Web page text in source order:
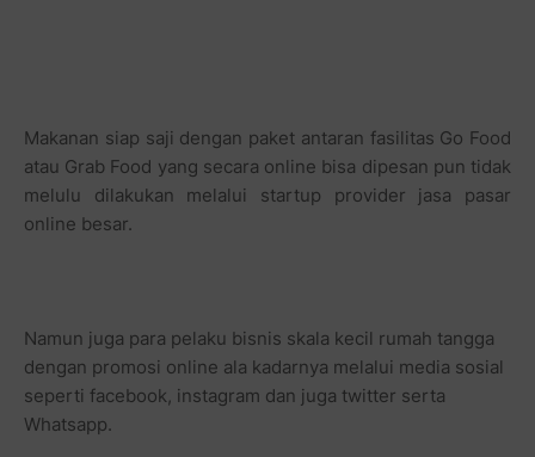
Makanan siap saji dengan paket antaran fasilitas Go Food
atau Grab Food yang secara online bisa dipesan pun tidak
melulu dilakukan melalui startup provider jasa pasar
online besar.
Namun juga para pelaku bisnis skala kecil rumah tangga
dengan promosi online ala kadarnya melalui media sosial
seperti facebook, instagram dan juga twitter serta
Whatsapp.